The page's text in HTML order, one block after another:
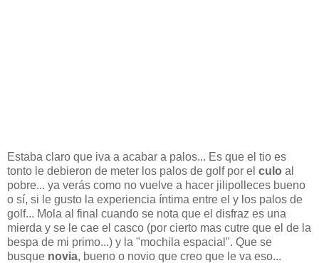
Estaba claro que iva a acabar a palos... Es que el tio es
tonto le debieron de meter los palos de golf por el culo al
pobre... ya verás como no vuelve a hacer jilipolleces bueno
o sí, si le gusto la experiencia íntima entre el y los palos de
golf... Mola al final cuando se nota que el disfraz es una
mierda y se le cae el casco (por cierto mas cutre que el de la
bespa de mi primo...) y la "mochila espacial". Que se
busque novia, bueno o novio que creo que le va eso...